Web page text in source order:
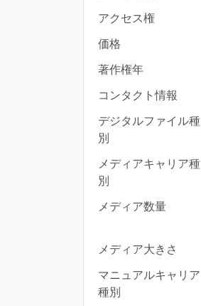
アクセス権
価格
著作権年
コンタクト情報
デジタルファイル種
別
メディアキャリア種
別
メディア数量
メディア大きさ
マニュアルキャリア
種別